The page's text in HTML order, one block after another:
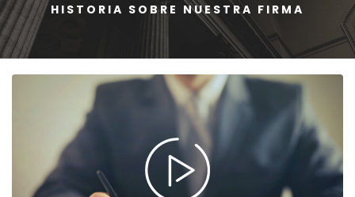
HISTORIA SOBRE NUESTRA FIRMA